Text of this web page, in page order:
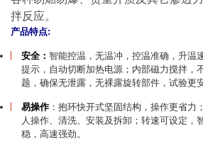
拌反应。
产品特点:
安全： 智能控温，无温冲，控温准确，升温
提示，自动切断加热电源；内部磁力搅拌，
题，确保无泄露，无裸露旋转部件，试验更安
易操作 ：抱环快开式坚固结构，操作更省力
人操作、清洗、安装及拆卸；转速可设定，
稳，高速强劲。